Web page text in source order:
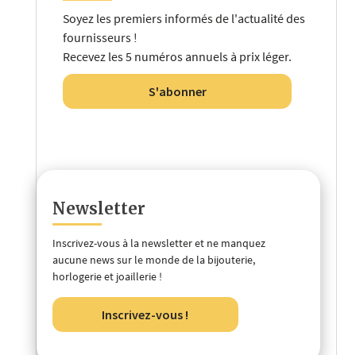
Soyez les premiers informés de l'actualité des
fournisseurs !
Recevez les 5 numéros annuels à prix léger.
S'abonner
Newsletter
Inscrivez-vous à la newsletter et ne manquez
aucune news sur le monde de la bijouterie,
horlogerie et joaillerie !
Inscrivez-vous !